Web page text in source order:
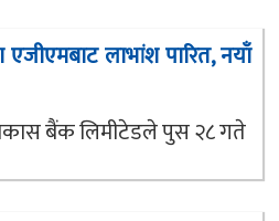
लाभांश पारित, नयाँ
बैंक लिमीटेडले पुस २८ गते